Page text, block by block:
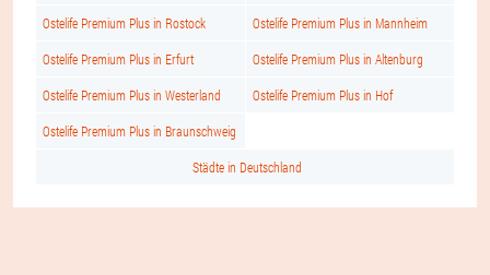
Ostelife Premium Plus in Rostock Ostelife Premium Plus in Mannheim
Ostelife Premium Plus in Erfurt Ostelife Premium Plus in Altenburg
Ostelife Premium Plus in Westerland Ostelife Premium Plus in Hof
Ostelife Premium Plus in Braunschweig
Städte in Deutschland